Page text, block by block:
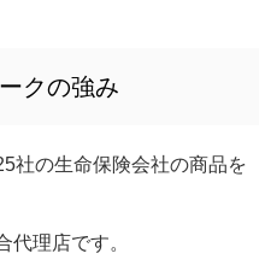
クの強み
社の生命保険会社の商品を
代理店です。